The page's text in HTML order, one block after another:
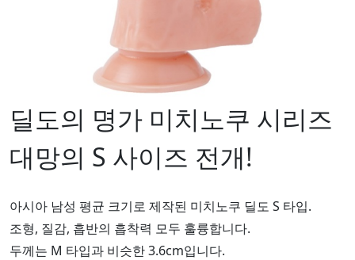
딜도의 명가 미치노쿠 시리즈
대망의 S 사이즈 전개!
아시아 남성 평균 크기로 제작된 미치노쿠 딜도 S 타입.
조형, 질감, 흡반의 흡착력 모두 훌륭합니다.
두께는 M 타입과 비슷한 3.6cm입니다.